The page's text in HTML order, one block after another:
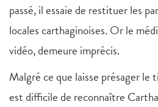
passé, il essaie de restituer les
locales carthaginoises. Or le
vidéo, demeure imprécis.
Malgré ce que laisse présager le
est difficile de reconnaître